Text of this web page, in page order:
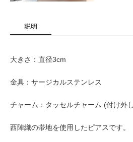
説明
大きさ：直径3cm
金具：サージカルステンレス
チャーム：タッセルチャーム (付け外
西陣織の帯地を使用したピアスです。